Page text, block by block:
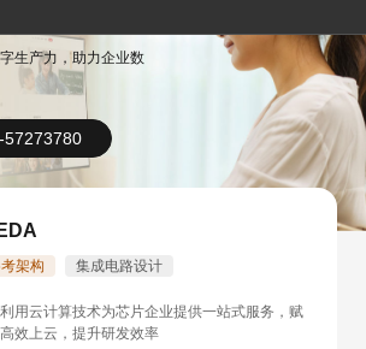
生产力，助力企业数
57273780
架构 集成电路设计
用云计算技术为芯片企业提供一站式服务，赋
效上云，提升研发效率